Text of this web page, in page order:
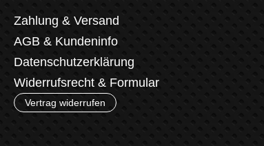
Zahlung & Versand
AGB & Kundeninfo
Datenschutzerklärung
Widerrufsrecht & Formular
Vertrag widerrufen